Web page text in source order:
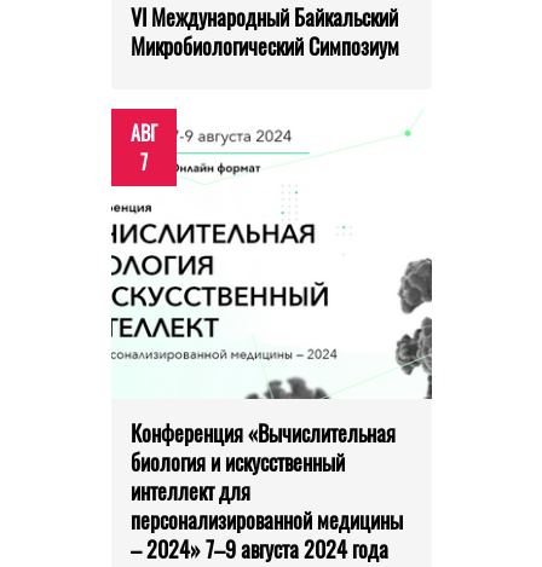
VI Международный Байкальский
Микробиологический Симпозиум
АВГ
7
Конференция «Вычислительная
биология и искусственный
интеллект для
персонализированной медицины
– 2024» 7–9 августа 2024 года